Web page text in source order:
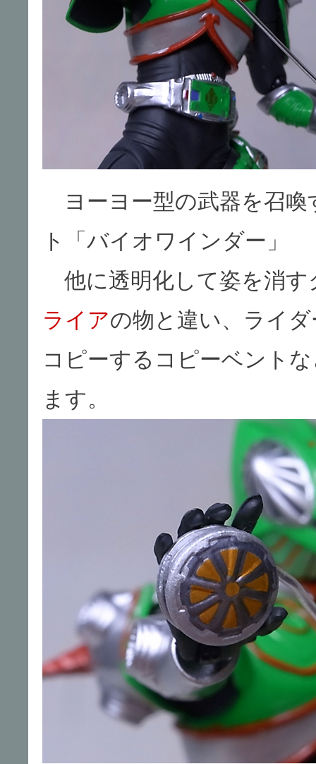
ヨーヨー型の武器を召喚
ト「バイオワインダー」
他に透明化して姿を消す
ライアの物と違い、ライ
コピーするコピーベント
ます。